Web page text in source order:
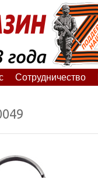
Сотрудничество